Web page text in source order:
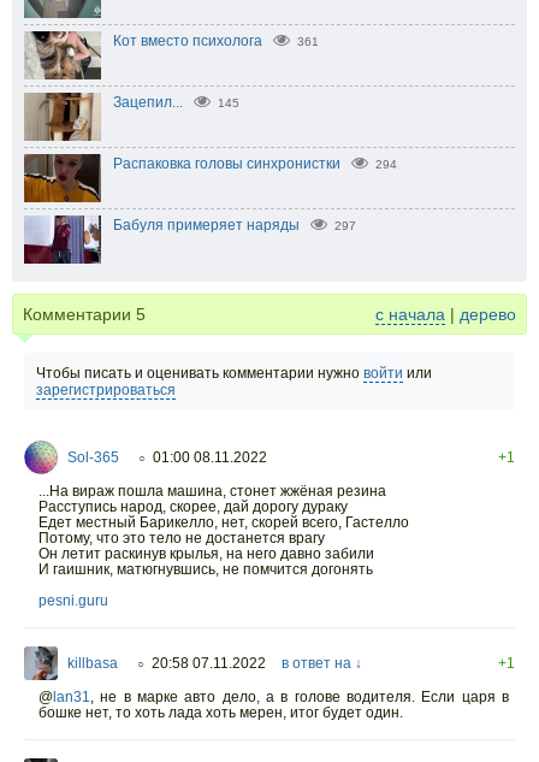
Кот вместо психолога 361
Зацепил... 145
Распаковка головы синхронистки 294
Бабуля примеряет наряды 297
Комментарии 5 с начала | дерево
Чтобы писать и оценивать комментарии нужно войти или
зарегистрироваться
Sol-365 ○ 01:00 08.11.2022
+1
...На вираж пошла машина, стонет жжёная резина
Расступись народ, скорее, дай дорогу дураку
Едет местный Барикелло, нет, скорей всего, Гастелло
Потому, что это тело не достанется врагу
Он летит раскинув крылья, на него давно забили
И гаишник, матюгнувшись, не помчится догонять
pesni.guru
killbasa ○ 20:58 07.11.2022 в ответ на ↓
+1
@ lan31, не в марке авто дело, а в голове водителя. Если царя в
бошке нет, то хоть лада хоть мерен, итог будет один.